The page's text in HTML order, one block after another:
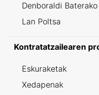
Denboraldi
Lan Poltsa
Kontratatzailearen
Eskuraketak
Xedapenak